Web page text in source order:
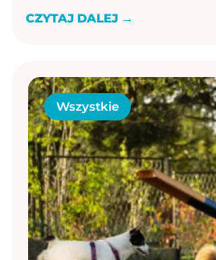
CZYTAJ DALEJ →
Wszystkie